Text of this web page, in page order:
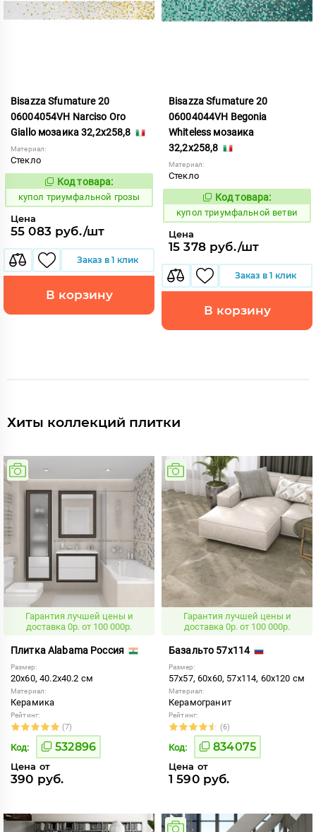
Bisazza Sfumature 20
06004054VH Narciso Oro
Giallo мозаика 32,2x258,8
Материал:
Стекло
856769
Код товара:
купол триумфальной грозы
Цена
55 083 руб./шт
Заказ в 1 клик
В корзину
Bisazza Sfumature 20
06004044VH Begonia
Whiteless мозаика
32,2x258,8
Материал:
Стекло
856759
Код товара:
купол триумфальной ветви
Цена
15 378 руб./шт
Заказ в 1 клик
В корзину
Хиты коллекций плитки
Гарантия лучшей цены и
доставка 0р. от 100 000р.
Плитка Alabama Россия
Размер:
20x60, 40.2x40.2 см
Материал:
Керамика
Рейтинг:
(7)
Код: 532896
Цена от
390 руб.
Гарантия лучшей цены и
доставка 0р. от 100 000р.
Базальто 57x114
Размер:
57x57, 60x60, 57x114, 60x120 см
Материал:
Керамогранит
Рейтинг:
(6)
Код: 834075
Цена от
1 590 руб.